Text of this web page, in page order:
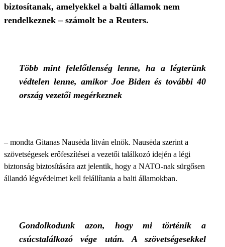
biztosítanak, amelyekkel a balti államok nem
rendelkeznek – számolt be a Reuters.
Több mint felelőtlenség lenne, ha a légterünk
védtelen lenne, amikor Joe Biden és további 40
ország vezetői megérkeznek
– mondta Gitanas Nausėda litván elnök. Nausėda szerint a
szövetségesek erőfeszítései a vezetői találkozó idején a légi
biztonság biztosítására azt jelentik, hogy a NATO-nak sürgősen
állandó légvédelmet kell felállítania a balti államokban.
Gondolkodunk azon, hogy mi történik a
csúcstalálkozó vége után. A szövetségesekkel